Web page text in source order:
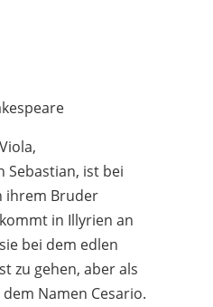
Sebastian, ist bei
ihrem Bruder
in Illyrien an
bei dem edlen
zu gehen, aber als
Namen Cesario.